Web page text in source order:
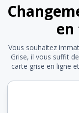
en
Vous souhaitez
Grise, il vous suffit
carte grise en ligne